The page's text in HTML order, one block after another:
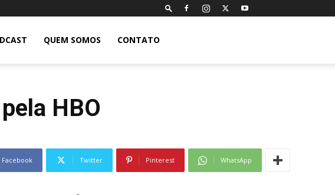
QUEM SOMOS CONTATO
HBO
Facebook Twitter Pinterest WhatsApp